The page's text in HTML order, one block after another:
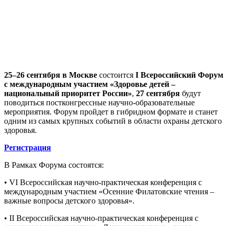
25–26 сентября в Москве состоится I Всероссийский Форум
с международным участием «Здоровье детей –
национальный приоритет России», 27 сентября будут
поводиться постконгрессные научно-образовательные
мероприятия. Форум пройдет в гибридном формате и станет
одним из самых крупных событий в области охраны детского
здоровья.
Регистрация
В Рамках Форума состоятся:
• VI Всероссийская научно-практическая конференция с
международным участием «Осенние Филатовские чтения –
важные вопросы детского здоровья».
• II Всероссийская научно-практическая конференция с